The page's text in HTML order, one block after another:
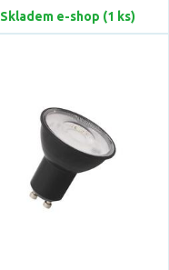
Skladem e-shop (1 ks)